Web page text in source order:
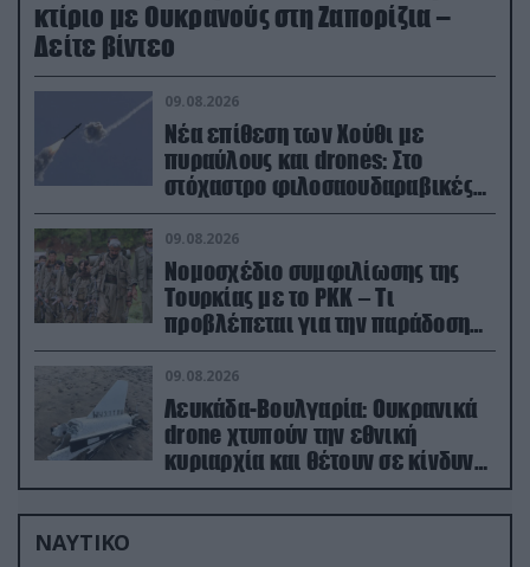
κτίριο με Ουκρανούς στη Ζαπορίζια –
Δείτε βίντεο
09.08.2026
Νέα επίθεση των Χούθι με
πυραύλους και drones: Στο
στόχαστρο φιλοσαουδαραβικές
δυνάμεις και εγκαταστάσεις
09.08.2026
Νομοσχέδιο συμφιλίωσης της
Τουρκίας με το ΡΚΚ – Τι
προβλέπεται για την παράδοση
των όπλων
09.08.2026
Λευκάδα-Βουλγαρία: Ουκρανικά
drone χτυπούν την εθνική
κυριαρχία και θέτουν σε κίνδυνο
οικονομίες χωρών του ΝΑΤΟ
ΝΑΥΤΙΚΟ